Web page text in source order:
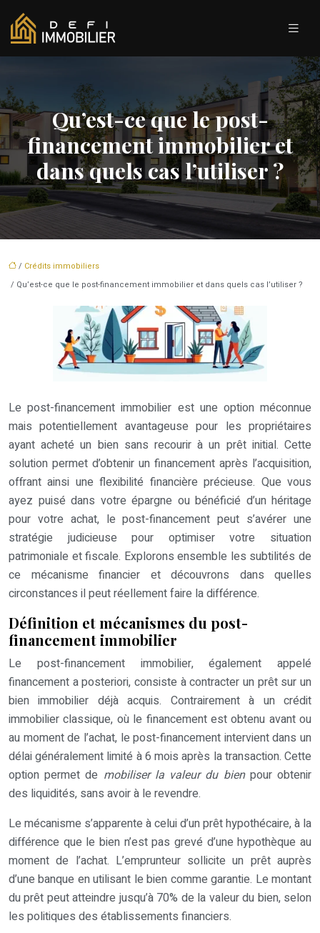
Qu’est-ce que le post-
financement immobilier et
dans quels cas l’utiliser ?
/ Crédits immobiliers
/ Qu’est-ce que le post-financement immobilier et dans quels cas l’utiliser ?
Le post-financement immobilier est une option méconnue
mais potentiellement avantageuse pour les propriétaires
ayant acheté un bien sans recourir à un prêt initial. Cette
solution permet d’obtenir un financement après l’acquisition,
offrant ainsi une flexibilité financière précieuse. Que vous
ayez puisé dans votre épargne ou bénéficié d’un héritage
pour votre achat, le post-financement peut s’avérer une
stratégie judicieuse pour optimiser votre situation
patrimoniale et fiscale. Explorons ensemble les subtilités de
ce mécanisme financier et découvrons dans quelles
circonstances il peut réellement faire la différence.
Définition et mécanismes du post-
financement immobilier
Le post-financement immobilier, également appelé
financement a posteriori, consiste à contracter un prêt sur un
bien immobilier déjà acquis. Contrairement à un crédit
immobilier classique, où le financement est obtenu avant ou
au moment de l’achat, le post-financement intervient dans un
délai généralement limité à 6 mois après la transaction. Cette
option permet de mobiliser la valeur du bien pour obtenir
des liquidités, sans avoir à le revendre.
Le mécanisme s’apparente à celui d’un prêt hypothécaire, à la
différence que le bien n’est pas grevé d’une hypothèque au
moment de l’achat. L’emprunteur sollicite un prêt auprès
d’une banque en utilisant le bien comme garantie. Le montant
du prêt peut atteindre jusqu’à 70% de la valeur du bien, selon
les politiques des établissements financiers.